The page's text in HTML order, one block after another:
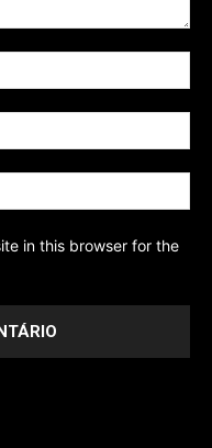
in this browser for the